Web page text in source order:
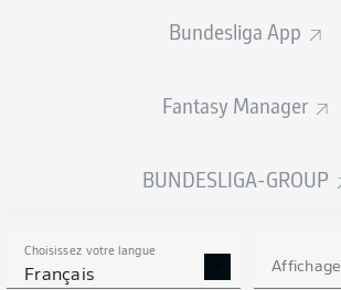
Bundesliga App
Fantasy Manager
BUNDESLIGA-GROUP
Choisissez votre langue
Français Affichage
0